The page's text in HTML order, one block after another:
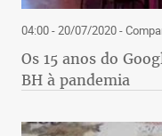
04:00 - 20/07/2020-
Os 15 anos do
BH à pandemia